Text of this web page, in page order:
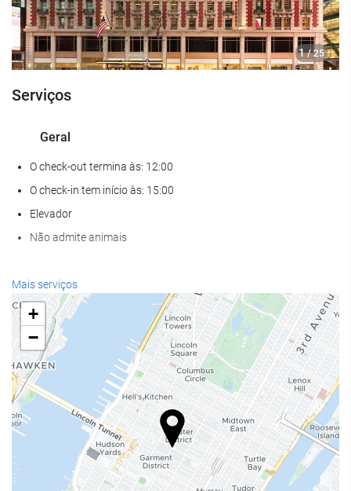
1 / 25
Serviços
Geral
O check-out termina às: 12:00
O check-in tem início às: 15:00
Elevador
Não admite animais
Alimentação e bebidas
Restaurante à la carte
Bar
Café no local
Serviços de receção
Recepção 24 horas
Depósito de bagagens
Mais serviços
+
−